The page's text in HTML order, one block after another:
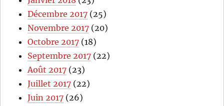
Décembre 2017 (25)
Novembre 2017 (20)
Octobre 2017 (18)
Septembre 2017 (22)
Août 2017 (23)
Juillet 2017 (22)
Juin 2017 (26)